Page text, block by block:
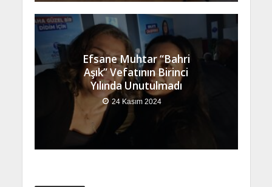
Efsane Muhtar “Bahri
Aşık” Vefatının Birinci
Yılında Unutulmadı
24 Kasım 2024